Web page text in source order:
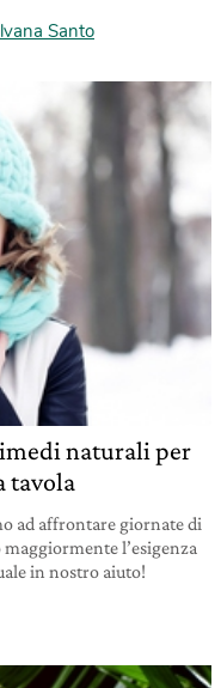
Santo
naturali per
tavola
ad affrontare giornate di
l’esigenza
in nostro aiuto!